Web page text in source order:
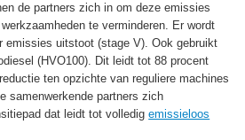
de partners zich in om deze emissies
te verminderen. Er wordt
emissies uitstoot (stage V). Ook gebruikt
(HVO100). Dit leidt tot 88 procent
ten opzichte van reguliere machines
samenwerkende partners zich
dat leidt tot volledigemissieloos